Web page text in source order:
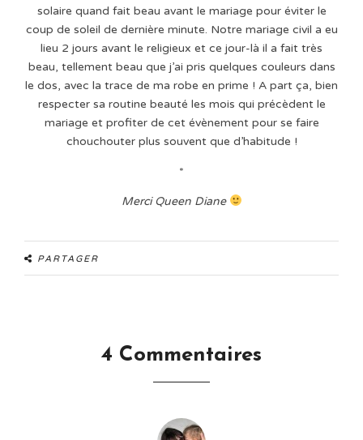
solaire quand fait beau avant le mariage pour éviter le
coup de soleil de dernière minute. Notre mariage civil a eu
lieu 2 jours avant le religieux et ce jour-là il a fait très
beau, tellement beau que j’ai pris quelques couleurs dans
le dos, avec la trace de ma robe en prime ! A part ça, bien
respecter sa routine beauté les mois qui précèdent le
mariage et profiter de cet évènement pour se faire
chouchouter plus souvent que d’habitude !
*
Merci Queen Diane
PARTAGER
4 Commentaires